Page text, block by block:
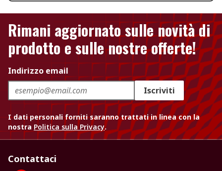
Rimani aggiornato sulle novità di
prodotto e sulle nostre offerte!
Indirizzo email
Iscriviti
I dati personali forniti saranno trattati in linea con la
nostra Politica sulla Privacy.
Contattaci